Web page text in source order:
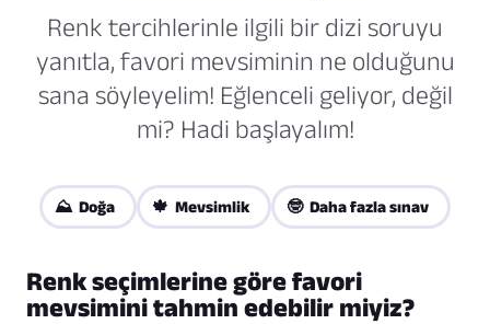
Renk tercihlerinle ilgili bir dizi soruyu
yanıtla, favori mevsiminin ne olduğunu
sana söyleyelim! Eğlenceli geliyor, değil
mi? Hadi başlayalım!
⛰️ Doğa 🍁 Mevsimlik 🤓 Daha fazla sınav
Renk seçimlerine göre favori
mevsimini tahmin edebilir miyiz?